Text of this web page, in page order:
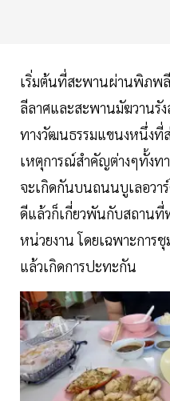
เริ่มต้นที่สะพานผ่านพิภพ
ลีลาศและสะพานมัฆวานรั
ทางวัฒนธรรมแขนงหนึ่งที่
เหตุการณ์สำคัญต่างๆทั้งทา
จะเกิดกันบนถนนบูเลอวา
ดีแล้วก็เกี่ยวพันกับสถานที่
หน่วยงาน โดยเฉพาะการ
แล้วเกิดการปะทะกัน